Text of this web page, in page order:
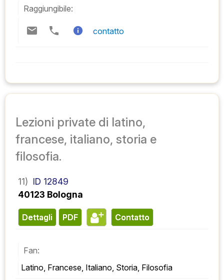
Raggiungibile:
contatto
Lezioni private di latino,
francese, italiano, storia e
filosofia.
11) ID 12849
40123 Bologna
Dettagli PDF contatto
Fan:
Latino, Francese, Italiano, Storia, Filosofia